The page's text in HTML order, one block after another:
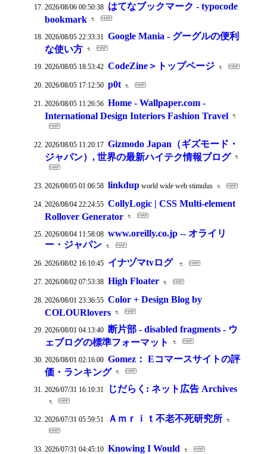
2026/08/06 00:50:38 はてなブックマーク - typocode
bookmark
2026/08/05 22:33:31 Google Mania - グーグルの便利
な使い方
2026/08/05 18:53:42 CodeZine＞トップページ
2026/08/05 17:12:50 p0t
2026/08/05 11:26:56 Home - Wallpaper.com -
International Design Interiors Fashion Travel
2026/08/05 11:20:17 Gizmodo Japan（ギズモード・
ジャパン）, 世界の最新ハイテク情報ブログ
2026/08/05 01:06:58 linkdup world wide web stimulus
2026/08/04 22:24:55 CollyLogic | CSS Multi-element
Rollover Generator
2026/08/04 11:58:08 www.oreilly.co.jp -- オライリ
ー・ジャパン
2026/08/02 16:10:45 イナヅマtvログ
2026/08/02 07:53:38 High Floater
2026/08/01 23:36:55 Color + Design Blog by
COLOURlovers
2026/08/01 04:13:40 断片部 - disabled fragments - ウ
ェブログの標準フォーマット
2026/08/01 02:16:00 Gomez： Eコマースサイトの評
価・ランキング
2026/07/31 16:10:31 じだらく: ネット広告 Archives
2026/07/31 05:59:51 Ａｍｒｉｔ不老不死研究所
2026/07/31 04:45:10 Knowing I Would